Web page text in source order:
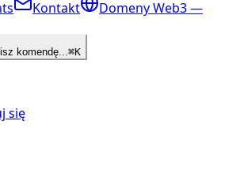
Kontakt
Domeny Web3 —
komendę...⌘K
się